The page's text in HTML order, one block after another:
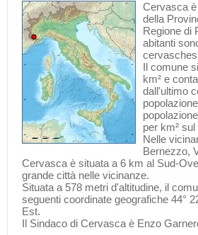
Cervasca
della
Regione di
abitanti
Il comune
km² e
dall'ultimo
per km²
Nelle
Bernezzo,
Cervasca è situata a 6 km al Sud-
grande città nelle vicinanze.
Situata a 578 metri d'altitudine, il
seguenti coordinate geografiche 44°
Est.
Il Sindaco di Cervasca è Enzo